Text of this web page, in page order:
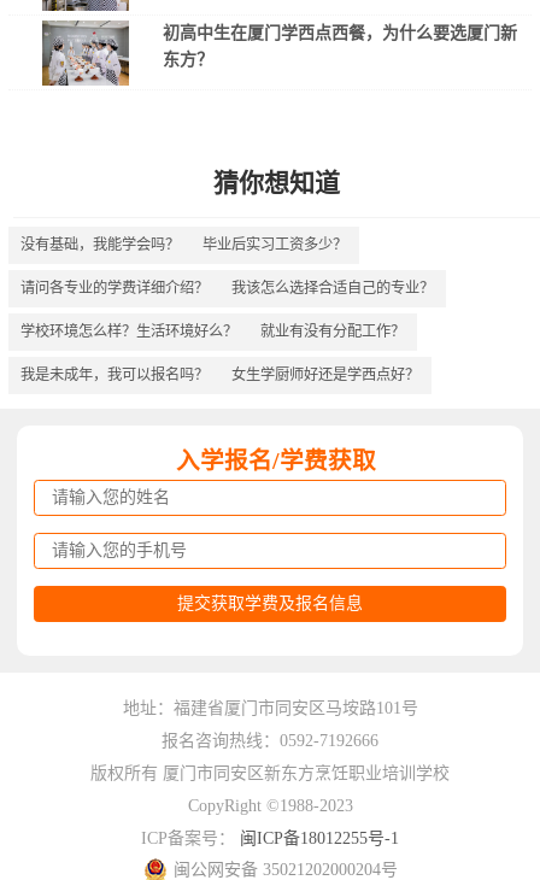
初高中生在厦门学西点西餐，为什么要选厦门新
东方？
猜你想知道
没有基础，我能学会吗？ 毕业后实习工资多少？
请问各专业的学费详细介绍？ 我该怎么选择合适自己的专业？
学校环境怎么样？生活环境好么？ 就业有没有分配工作？
我是未成年，我可以报名吗？ 女生学厨师好还是学西点好？
入学报名/学费获取
地址：福建省厦门市同安区马垵路101号
报名咨询热线：0592-7192666
版权所有 厦门市同安区新东方烹饪职业培训学校
CopyRight ©1988-2023
ICP备案号： 闽ICP备18012255号-1
闽公网安备 35021202000204号